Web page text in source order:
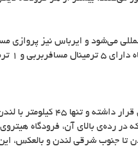
می‌شود و ایرباس نیز پروازی
باربری است.
فرودگاه گاتویک در مرکز
در رده‌ی بالای آن، فرودگاه
تا جنوب شرقی لندن و بالعکس،